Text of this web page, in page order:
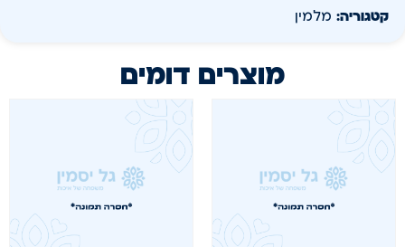
קטגוריה: מלמין
מוצרים דומים